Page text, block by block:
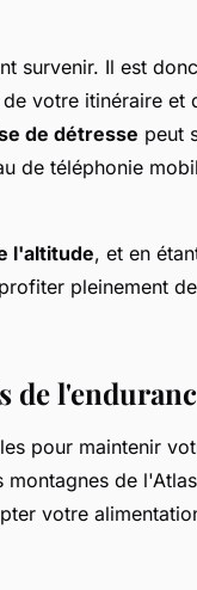
survenir. Il est donc
de votre itinéraire et
de détresse peut
de téléphonie
l'altitude, et en
pleinement
de
pour maintenir
de
votre